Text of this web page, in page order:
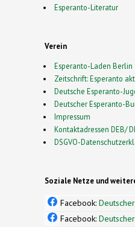
Esperanto-Literatur
Verein
Esperanto-Laden Berlin
Zeitschrift: Esperanto
Deutsche Esperanto-
Deutscher Esperanto-
Impressum
Kontaktadressen DEB/
DSGVO-
Soziale Netze und
Facebook:
Facebook: